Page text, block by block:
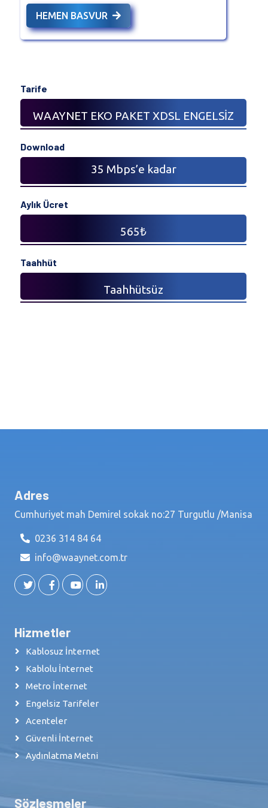
HEMEN BASVUR
Tarife
WAAYNET EKO PAKET XDSL ENGELSİZ
Download
35 Mbps’e kadar
Aylık Ücret
565₺
Taahhüt
Taahhütsüz
Adres
Cumhuriyet mah Demirel sokak no:27 Turgutlu /Manisa
0236 314 84 64
info@waaynet.com.tr
Hizmetler
Kablosuz İnternet
Kablolu İnternet
Metro İnternet
Engelsiz Tarifeler
Acenteler
Güvenli İnternet
Aydınlatma Metni
Sözleşmeler